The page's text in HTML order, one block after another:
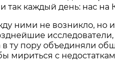
так каждый день: нас на
ними не возникло, но
ту пору объединяли
мириться с